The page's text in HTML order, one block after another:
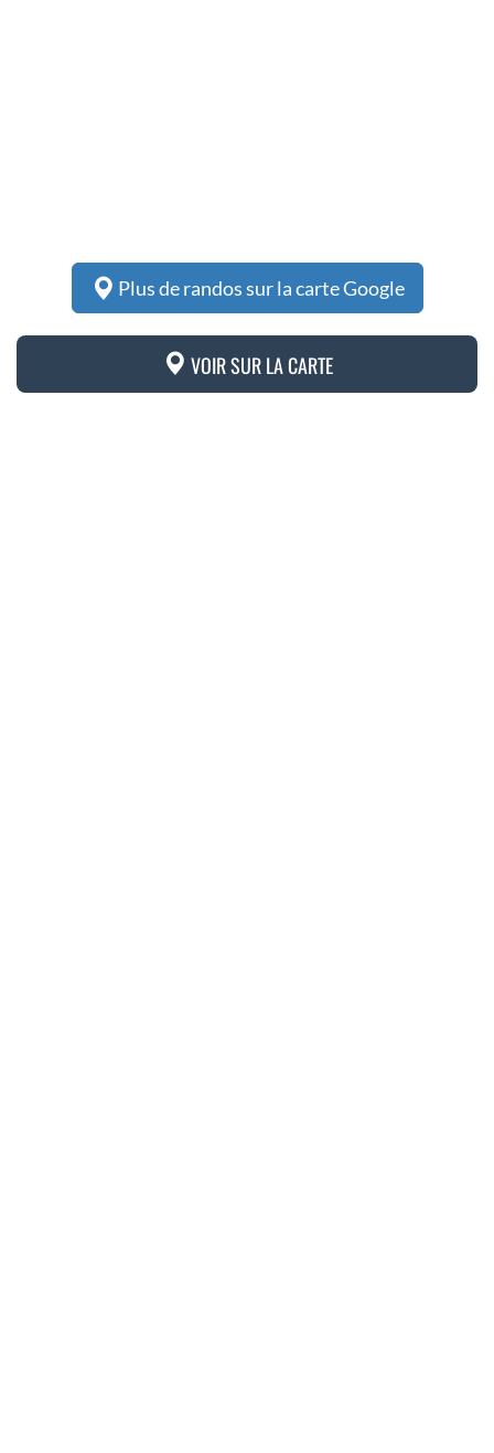
Plus de randos sur la carte Google
VOIR SUR LA CARTE